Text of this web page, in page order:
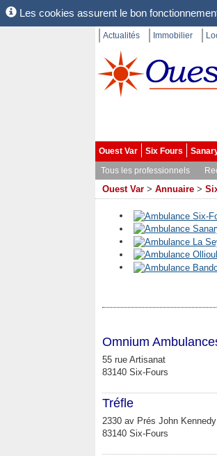
Les cookies assurent le bon
Actualités Immobilier
Ouest Var Six Fours
Tous les professionnels
Ouest Var > Annuaire >
Omnium
55 rue Artisanat
83140 Six-Fours
Tréfle
2330 av Prés John Kennedy
83140 Six-Fours